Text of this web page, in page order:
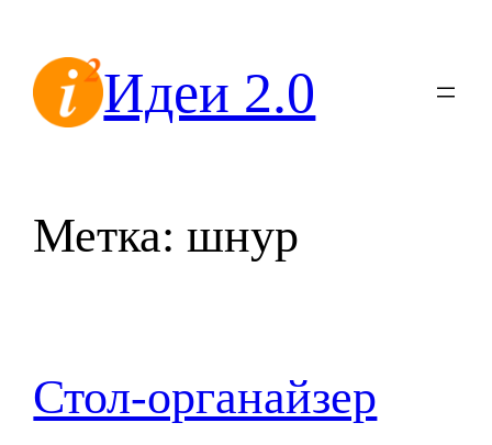
содержимомуИдеи 2.0
Метка:шнур
Стол-органайзер